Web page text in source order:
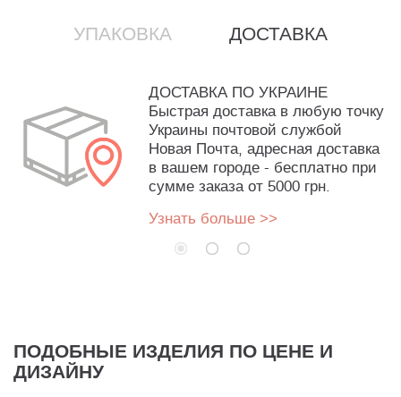
УПАКОВКА ДОСТАВКА
ДОСТАВКА ПО УКРАИНЕ
Быстрая доставка в любую точку
Украины почтовой службой
Новая Почта, адресная доставка
в вашем городе - бесплатно при
сумме заказа от 5000 грн.
Узнать больше >>
ПОДОБНЫЕ ИЗДЕЛИЯ ПО ЦЕНЕ И
ДИЗАЙНУ